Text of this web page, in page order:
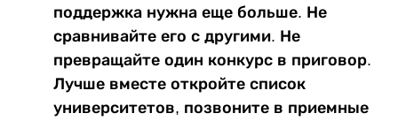
поддержка нужна еще больше. Не
сравнивайте его с другими. Не
превращайте один конкурс в приговор.
Лучше вместе откройте список
университетов, позвоните в приемные